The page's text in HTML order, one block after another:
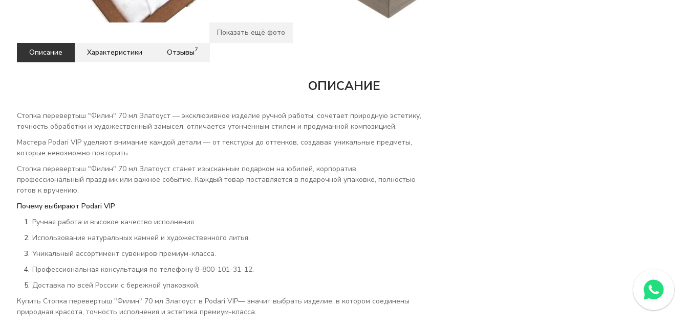
Показать ещё фото
Описание Характеристики Отзывы7
ОПИСАНИЕ
Стопка перевертыш "Филин" 70 мл Златоуст — эксклюзивное изделие ручной работы, сочетает природную эстетику,
точность обработки и художественный замысел, отличается утончённым стилем и продуманной композицией.
Мастера Podari VIP уделяют внимание каждой детали — от текстуры до оттенков, создавая уникальные предметы,
которые невозможно повторить.
Стопка перевертыш "Филин" 70 мл Златоуст станет изысканным подарком на юбилей, корпоратив,
профессиональный праздник или важное событие. Каждый товар поставляется в подарочной упаковке, полностью
готов к вручению.
Почему выбирают Podari VIP
Ручная работа и высокое качество исполнения.
Использование натуральных камней и художественного литья.
Уникальный ассортимент сувениров премиум-класса.
Профессиональная консультация по телефону 8-800-101-31-12.
Доставка по всей России с бережной упаковкой.
Купить Стопка перевертыш "Филин" 70 мл Златоуст в Podari VIP— значит выбрать изделие, в котором соединены
природная красота, точность исполнения и эстетика премиум-класса.